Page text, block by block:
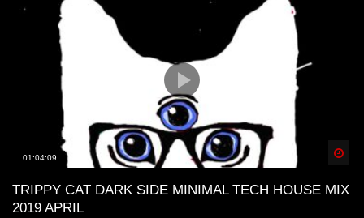
01:04:09
TRIPPY CAT DARK SIDE MINIMAL TECH HOUSE MIX
2019 APRIL